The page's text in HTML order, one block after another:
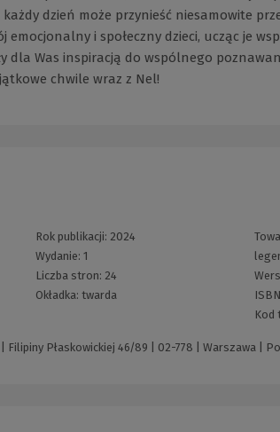
dzień może przynieść niesamowite
emocjonalny i społeczny dzieci, ucząc je
dla Was inspiracją do wspólnego
chwile wraz z Nel!
Rok publikacji: 2024
Wydanie:1
Liczba stron: 24
Okładka:twarda
Kod
Filipiny Płaskowickiej 46/89 | 02-778 | Warszawa |